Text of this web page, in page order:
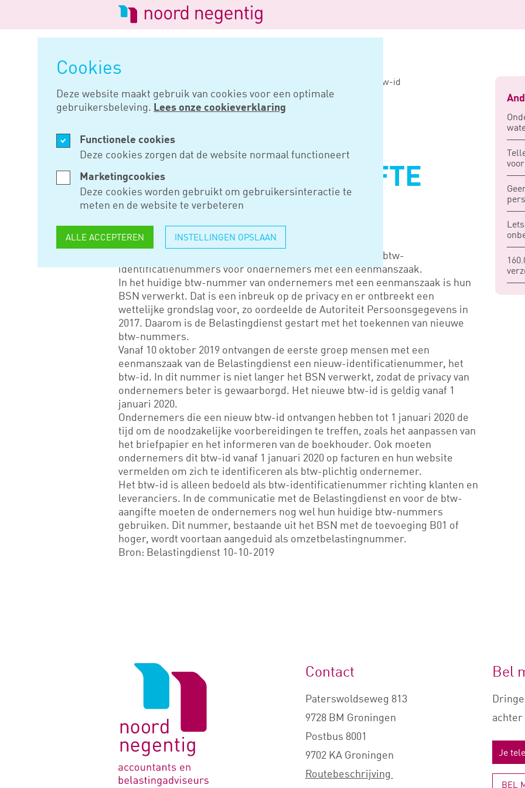
Cookies
Deze website maakt gebruik van cookies voor een optimale
gebruikersbeleving. Lees onze cookieverklaring
Functionele cookies
Deze cookies zorgen dat de website normaal functioneert
Marketingcookies
Deze cookies worden gebruikt om gebruikersinteractie te
meten en de website te verbeteren
ALLE ACCEPTEREN INSTELLINGEN OPSLAAN
Logo
van
Noord
Negentig
Belastingdienst gestart met uitgifte nieuw btw-id
OKT 14, 2019
BELASTINGDIENST
GESTART MET UITGIFTE
NIEUW BTW-ID
De Belastingdienst is gestart met de uitgifte van nieuwe btw-
identificatienummers voor ondernemers met een eenmanszaak.
In het huidige btw-nummer van ondernemers met een eenmanszaak is hun
BSN verwerkt. Dat is een inbreuk op de privacy en er ontbreekt een
wettelijke grondslag voor, zo oordeelde de Autoriteit Persoonsgegevens in
2017. Daarom is de Belastingdienst gestart met het toekennen van nieuwe
btw-nummers.
Vanaf 10 oktober 2019 ontvangen de eerste groep mensen met een
eenmanszaak van de Belastingdienst een nieuw-identificatienummer, het
btw-id. In dit nummer is niet langer het BSN verwerkt, zodat de privacy van
ondernemers beter is gewaarborgd. Het nieuwe btw-id is geldig vanaf 1
januari 2020.
Ondernemers die een nieuw btw-id ontvangen hebben tot 1 januari 2020 de
tijd om de noodzakelijke voorbereidingen te treffen, zoals het aanpassen van
het briefpapier en het informeren van de boekhouder. Ook moeten
ondernemers dit btw-id vanaf 1 januari 2020 op facturen en hun website
vermelden om zich te identificeren als btw-plichtig ondernemer.
Het btw-id is alleen bedoeld als btw-identificatienummer richting klanten en
leveranciers. In de communicatie met de Belastingdienst en voor de btw-
aangifte moeten de ondernemers nog wel hun huidige btw-nummers
gebruiken. Dit nummer, bestaande uit het BSN met de toevoeging B01 of
hoger, wordt voortaan aangeduid als omzetbelastingnummer.
Bron: Belastingdienst 10-10-2019
Logo
Contact
Paterswoldseweg 813
9728 BM Groningen
Postbus 8001
9702 KA Groningen
Routebeschrijving
Bel
achter
BEL